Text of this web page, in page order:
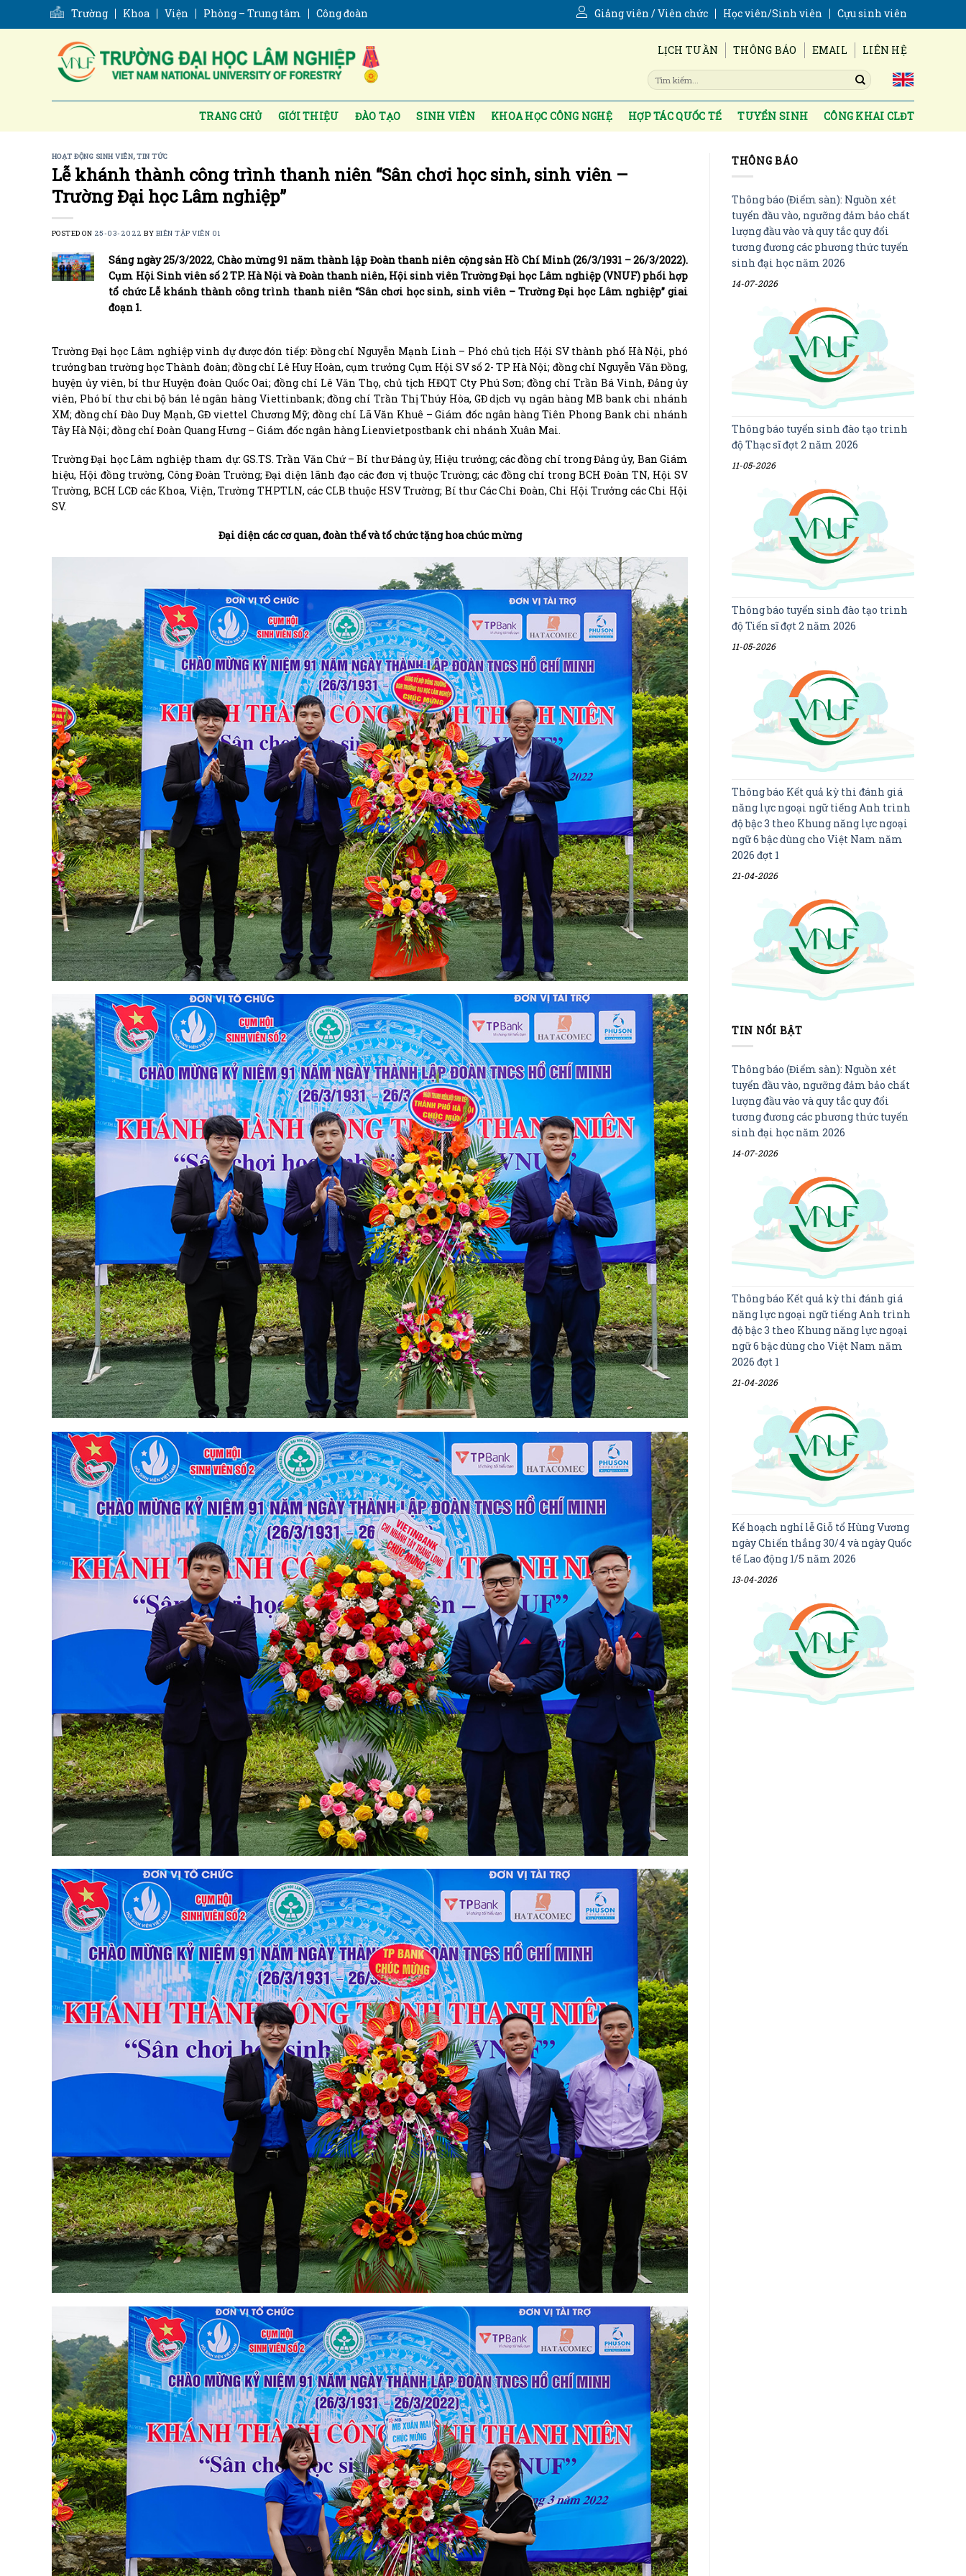
Trường Khoa Viện Phòng – Trung tâm Công đoàn Giảng viên / Viên chức Học viên/Sinh viên Cựu sinh viên
LỊCH TUẦN THÔNG BÁO EMAIL LIÊN HỆ
TRANG CHỦ GIỚI THIỆU ĐÀO TẠO SINH VIÊN KHOA HỌC CÔNG NGHỆ HỢP TÁC QUỐC TẾ TUYỂN SINH CÔNG KHAI CLĐT
HOẠT ĐỘNG SINH VIÊN,TIN TỨC
Lễ khánh thành công trình thanh niên “Sân chơi học sinh, sinh viên –
Trường Đại học Lâm nghiệp”
POSTED ON 25-03-2022 BY BIÊN TẬP VIÊN 01
Sáng ngày 25/3/2022, Chào mừng 91 năm thành lập Đoàn thanh niên cộng sản Hồ Chí Minh (26/3/1931 – 26/3/2022).
Cụm Hội Sinh viên số 2 TP. Hà Nội và Đoàn thanh niên, Hội sinh viên Trường Đại học Lâm nghiệp (VNUF) phối hợp
tổ chức Lễ khánh thành công trình thanh niên “Sân chơi học sinh, sinh viên – Trường Đại học Lâm nghiệp” giai
đoạn 1.
Trường Đại học Lâm nghiệp vinh dự được đón tiếp: Đồng chí Nguyễn Mạnh Linh – Phó chủ tịch Hội SV thành phố Hà Nội, phó
trưởng ban trường học Thành đoàn; đồng chí Lê Huy Hoàn, cụm trưởng Cụm Hội SV số 2- TP Hà Nội; đồng chí Nguyễn Văn Đồng,
huyện ủy viên, bí thư Huyện đoàn Quốc Oai; đồng chí Lê Văn Thọ, chủ tịch HĐQT Cty Phú Sơn; đồng chí Trần Bá Vinh, Đảng ủy
viên, Phó bí thư chi bộ bán lẻ ngân hàng Viettinbank; đồng chí Trần Thị Thúy Hòa, GĐ dịch vụ ngân hàng MB bank chi nhánh
XM; đồng chí Đào Duy Mạnh, GĐ viettel Chương Mỹ; đồng chí Lã Văn Khuê – Giám đốc ngân hàng Tiên Phong Bank chi nhánh
Tây Hà Nội; đồng chí Đoàn Quang Hưng – Giám đốc ngân hàng Lienvietpostbank chi nhánh Xuân Mai.
Trường Đại học Lâm nghiệp tham dự: GS.TS. Trần Văn Chứ – Bí thư Đảng ủy, Hiệu trưởng; các đồng chí trong Đảng ủy, Ban Giám
hiệu, Hội đồng trường, Công Đoàn Trường; Đại diện lãnh đạo các đơn vị thuộc Trường; các đồng chí trong BCH Đoàn TN, Hội SV
Trường, BCH LCĐ các Khoa, Viện, Trường THPTLN, các CLB thuộc HSV Trường; Bí thư Các Chi Đoàn, Chi Hội Trưởng các Chi Hội
SV.
Đại diện các cơ quan, đoàn thể và tổ chức tặng hoa chúc mừng
THÔNG BÁO
Thông báo (Điểm sàn): Nguồn xét
tuyển đầu vào, ngưỡng đảm bảo chất
lượng đầu vào và quy tắc quy đổi
tương đương các phương thức tuyển
sinh đại học năm 2026
14-07-2026
Thông báo tuyển sinh đào tạo trình
độ Thạc sĩ đợt 2 năm 2026
11-05-2026
Thông báo tuyển sinh đào tạo trình
độ Tiến sĩ đợt 2 năm 2026
11-05-2026
Thông báo Kết quả kỳ thi đánh giá
năng lực ngoại ngữ tiếng Anh trình
độ bậc 3 theo Khung năng lực ngoại
ngữ 6 bậc dùng cho Việt Nam năm
2026 đợt 1
21-04-2026
TIN NỔI BẬT
Thông báo (Điểm sàn): Nguồn xét
tuyển đầu vào, ngưỡng đảm bảo chất
lượng đầu vào và quy tắc quy đổi
tương đương các phương thức tuyển
sinh đại học năm 2026
14-07-2026
Thông báo Kết quả kỳ thi đánh giá
năng lực ngoại ngữ tiếng Anh trình
độ bậc 3 theo Khung năng lực ngoại
ngữ 6 bậc dùng cho Việt Nam năm
2026 đợt 1
21-04-2026
Kế hoạch nghỉ lễ Giỗ tổ Hùng Vương
ngày Chiến thắng 30/4 và ngày Quốc
tế Lao động 1/5 năm 2026
13-04-2026